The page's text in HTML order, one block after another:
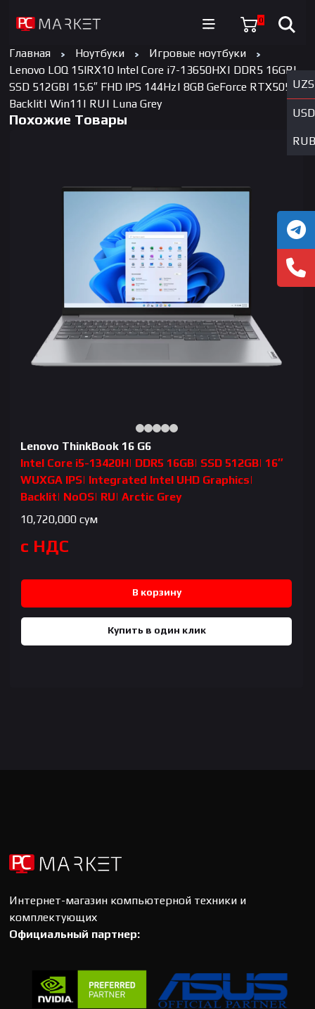
0
UZS
USD
RUB
Главная Ноутбуки
Игровые ноутбуки
Lenovo LOQ 15IRX10 Intel Core i7-13650HX| DDR5 16GB|
SSD 512GB| 15.6″ FHD IPS 144Hz| 8GB GeForce RTX5050|
Backlit| Win11| RU| Luna Grey
Похожие Товары
Lenovo ThinkBook 16 G6
Intel Core i5-13420H| DDR5 16GB| SSD 512GB| 16″
WUXGA IPS| Integrated Intel UHD Graphics|
Backlit| NoOS| RU| Arctic Grey
10,720,000 сум
с НДС
В корзину
Купить в один клик
Интернет-магазин компьютерной техники и
комплектующих
Официальный партнер: